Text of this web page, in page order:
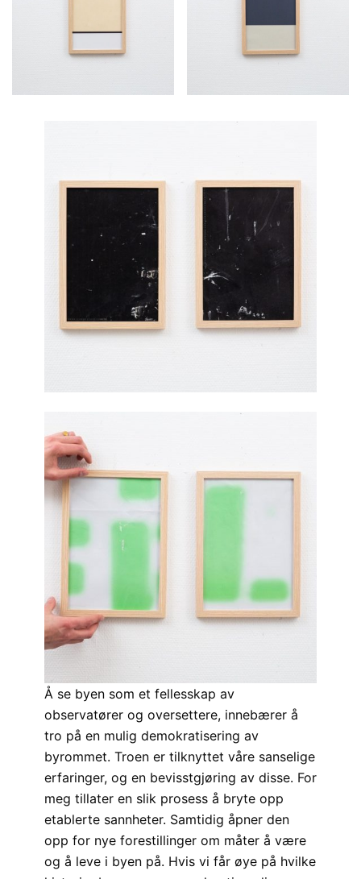
Å se byen som et fellesskap av
observatører og oversettere, innebærer å
tro på en mulig demokratisering av
byrommet. Troen er tilknyttet våre sanselige
erfaringer, og en bevisstgjøring av disse. For
meg tillater en slik prosess å bryte opp
etablerte sannheter. Samtidig åpner den
opp for nye forestillinger om måter å være
og å leve i byen på. Hvis vi får øye på hvilke